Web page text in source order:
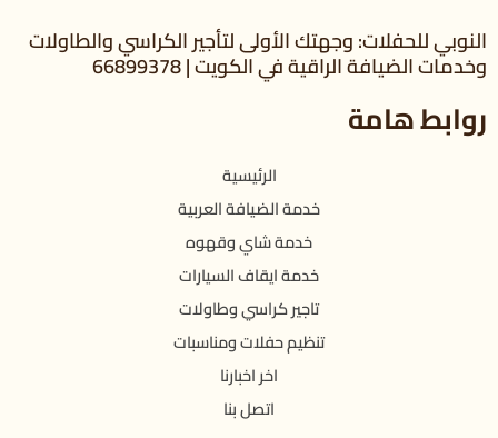
النوبي للحفلات: وجهتك الأولى لتأجير الكراسي والطاولات
وخدمات الضيافة الراقية في الكويت | 66899378
روابط هامة
الرئيسية
خدمة الضيافة العربية
خدمة شاي وقهوه
خدمة ايقاف السيارات
تاجير كراسي وطاولات
تنظيم حفلات ومناسبات
اخر اخبارنا
اتصل بنا